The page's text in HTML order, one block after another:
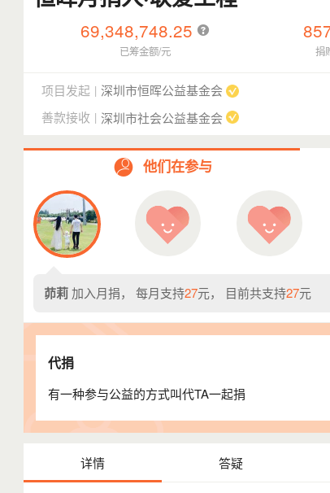
69,348,748.25
已筹金额/元 捐
项目发起 | 深圳市恒晖公益基金会
善款接收 | 深圳市社会公益基金会
他们在参与
茆莉加入月捐， 每月支持27元， 目前共支持27元
代捐
有一种参与公益的方式叫代TA一起捐
详情 答疑